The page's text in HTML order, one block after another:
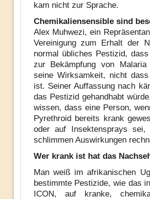
kam nicht zur Sprache.
Chemikaliensensible sind
Alex Muhwezi, ein
Vereinigung zum Erhalt der
normal übliches Pestizid,
zur Bekämpfung von
seine Wirksamkeit, nicht
ist. Seiner Auffassung nach
das Pestizid gehandhabt
wissen, dass eine Person,
Pyrethroid bereits krank
oder auf Insektensprays
schlimmen Auswirkungen
Wer krank ist hat das
Man weiß im afrikanischen
bestimmte Pestizide, wie das
ICON, auf kranke,